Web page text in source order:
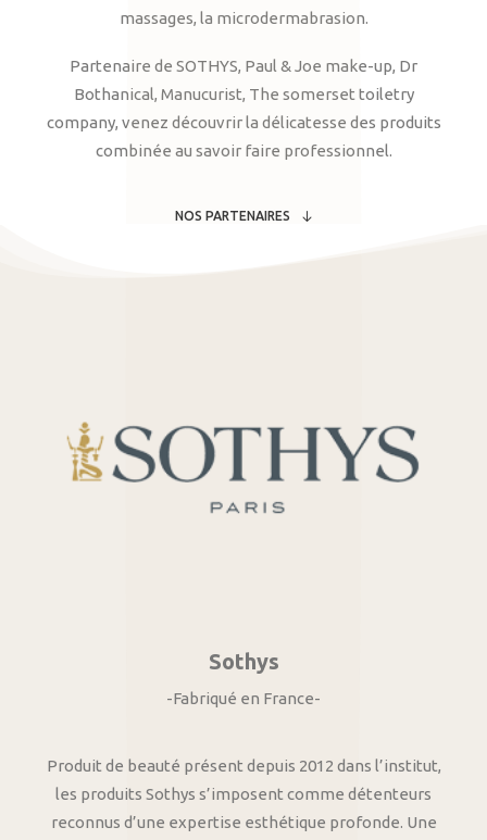
massages, la microdermabrasion.
Partenaire de SOTHYS, Paul & Joe make-up, Dr
Bothanical, Manucurist, The somerset toiletry
company, venez découvrir la délicatesse des produits
combinée au savoir faire professionnel.
NOS PARTENAIRES
Sothys
-Fabriqué en France-
Produit de beauté présent depuis 2012 dans l’institut,
les produits Sothys s’imposent comme détenteurs
reconnus d’une expertise esthétique profonde. Une